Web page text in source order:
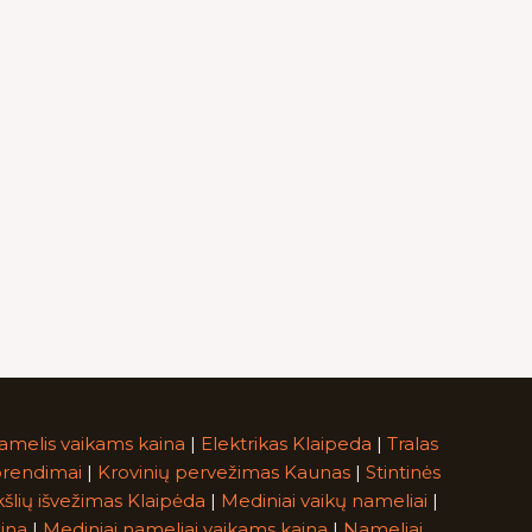
vaikams kaina | Elektrikas Klaipeda | Tralas
| Krovinių pervežimas Kaunas| Stintinės
išvežimas Klaipėda | Mediniai vaikų nameliai |